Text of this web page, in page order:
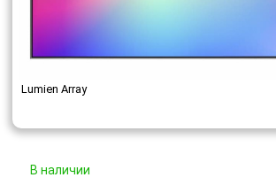
Lumien Array
В наличии